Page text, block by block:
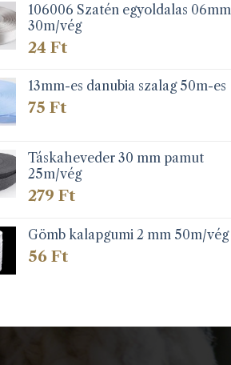
106006 Szatén egyoldalas 06mm
30m/vég
24Ft
13mm-es danubia szalag 50m-es
75Ft
Táskaheveder 30 mm pamut
25m/vég
279Ft
Gömb kalapgumi 2 mm 50m/vég
56Ft